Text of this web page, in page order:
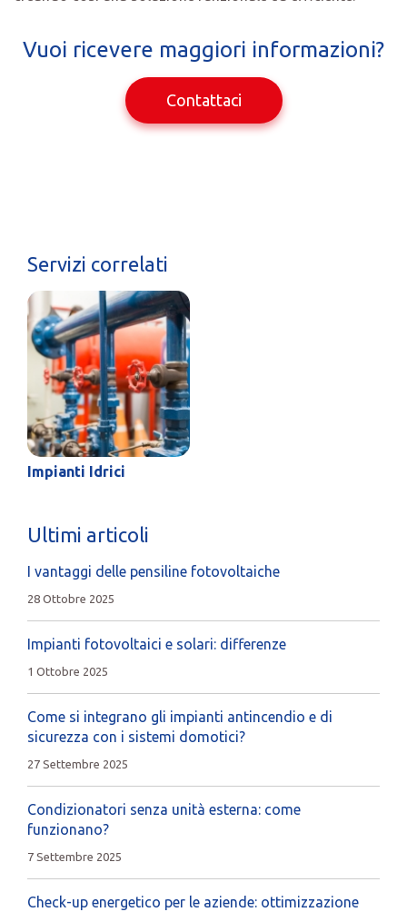
Vuoi ricevere maggiori informazioni?
Contattaci
Servizi correlati
Impianti Idrici
Ultimi articoli
I vantaggi delle pensiline fotovoltaiche
28 Ottobre 2025
Impianti fotovoltaici e solari: differenze
1 Ottobre 2025
Come si integrano gli impianti antincendio e di
sicurezza con i sistemi domotici?
27 Settembre 2025
Condizionatori senza unità esterna: come
funzionano?
7 Settembre 2025
Check-up energetico per le aziende: ottimizzazione